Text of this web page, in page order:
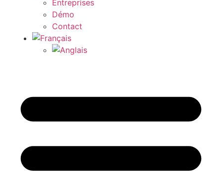
Entreprises
Démo
Contact